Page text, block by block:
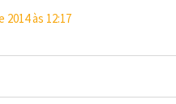
2014 às 12:17